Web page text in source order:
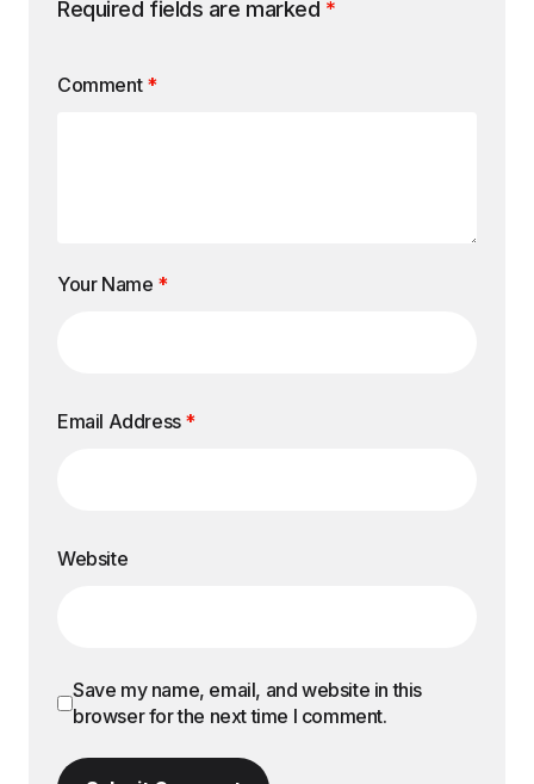
Required fields are marked *
Comment *
Your Name *
Email Address *
Website
Save my name, email, and website in this
browser for the next time I comment.